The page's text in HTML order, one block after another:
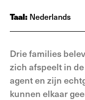
Taal: Nederlands
Drie families
zich afspeelt in
agent en zijn
kunnen elkaar